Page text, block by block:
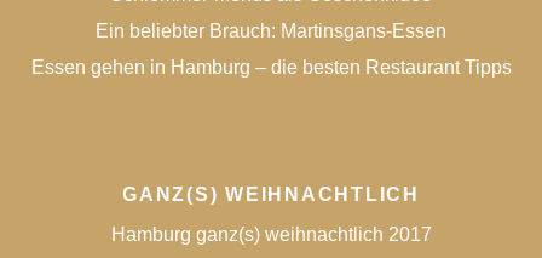
Ein beliebter Brauch: Martinsgans-Essen
Essen gehen in Hamburg – die besten Restaurant Tipps
GANZ(S) WEIHNACHTLICH
Hamburg ganz(s) weihnachtlich 2017